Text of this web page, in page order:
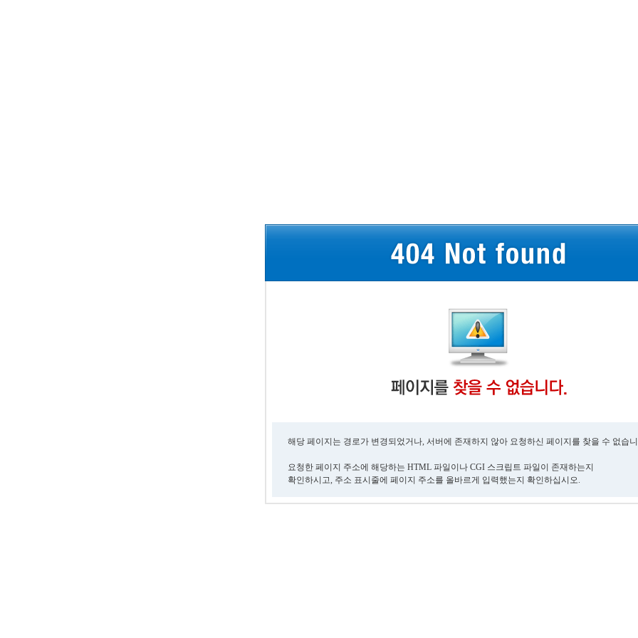
해당 페이지는 경로가 변경되었거나, 서버에 존재하지 않아 요청하신 페이지를 찾을 수 없습
요청한 페이지 주소에 해당하는 HTML 파일이나 CGI 스크립트 파일이 존재하는지
확인하시고, 주소 표시줄에 페이지 주소를 올바르게 입력했는지 확인하십시오.